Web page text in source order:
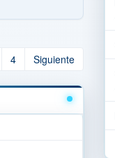
4 Siguiente